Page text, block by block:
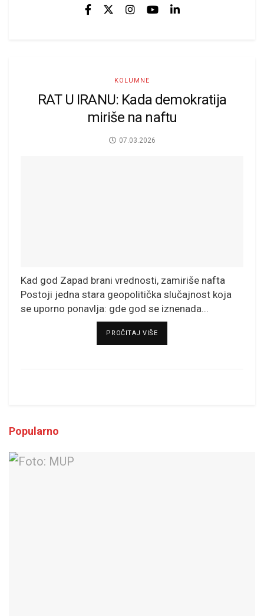
KOLUMNE
RAT U IRANU: Kada demokratija
miriše na naftu
07.03.2026
Kad god Zapad brani vrednosti, zamiriše nafta
Postoji jedna stara geopolitička slučajnost koja
se uporno ponavlja: gde god se iznenada...
PROČITAJ VIŠEDETAILS
Popularno